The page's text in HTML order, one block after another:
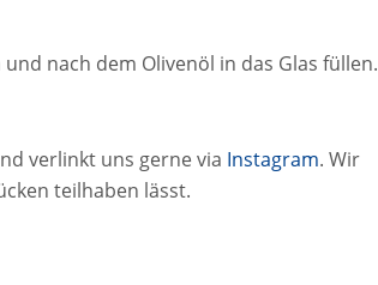
nach dem Olivenöl in das Glas füllen.
verlinkt uns gerne via Instagram. Wir
teilhaben lässt.